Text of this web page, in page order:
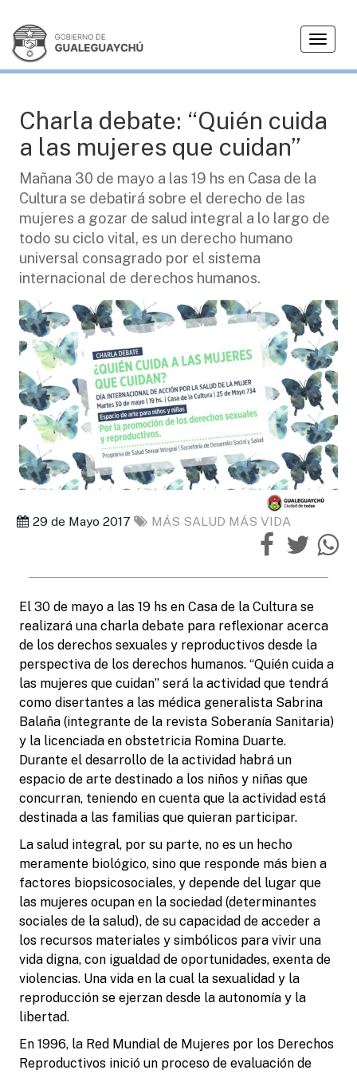
T
g
e
g
n
CIUDAD
Charla debate: “Quién cuida
a las mujeres que cuidan”
Mañana 30 de mayo a las 19 hs en Casa de la
Cultura se debatirá sobre el derecho de las
mujeres a gozar de salud integral a lo largo de
todo su ciclo vital, es un derecho humano
universal consagrado por el sistema
internacional de derechos humanos.
29 de Mayo 2017 MÁS SALUD MÁS VIDA
El 30 de mayo a las 19 hs en Casa de la Cultura se
realizará una charla debate para reflexionar acerca
de los derechos sexuales y reproductivos desde la
perspectiva de los derechos humanos. “Quién cuida a
las mujeres que cuidan” será la actividad que tendrá
como disertantes a las médica generalista Sabrina
Balaña (integrante de la revista Soberanía Sanitaria)
y la licenciada en obstetricia Romina Duarte.
Durante el desarrollo de la actividad habrá un
espacio de arte destinado a los niños y niñas que
concurran, teniendo en cuenta que la actividad está
destinada a las familias que quieran participar.
La salud integral, por su parte, no es un hecho
meramente biológico, sino que responde más bien a
factores biopsicosociales, y depende del lugar que
las mujeres ocupan en la sociedad (determinantes
sociales de la salud), de su capacidad de acceder a
los recursos materiales y simbólicos para vivir una
vida digna, con igualdad de oportunidades, exenta de
violencias. Una vida en la cual la sexualidad y la
reproducción se ejerzan desde la autonomía y la
libertad.
En 1996, la Red Mundial de Mujeres por los Derechos
Reproductivos inició un proceso de evaluación de